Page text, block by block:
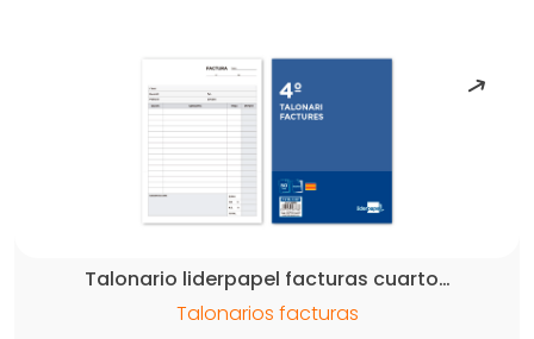
Talonario liderpapel facturas cuarto…
Talonarios facturas